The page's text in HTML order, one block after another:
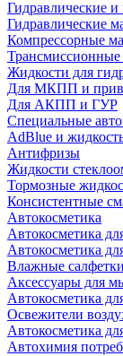
Гидравлические
Гидравлические
Компрессорные
Жидкости для
Для МКПП и
Для АКПП и ГУР
Специальные
AdBlue и
Антифризы
Жидкости
Тормозные
Консистентные
Автокосметика
Автокосметика
Автокосметика
Влажные салфетки
Аксессуары для
Автокосметика
Освежители
Автокосметика
Автохимия